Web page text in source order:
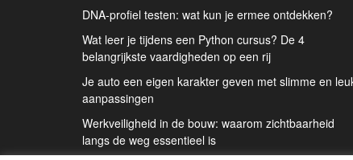
DNA-profiel testen: wat kun je ermee ontdekken?
Wat leer je tijdens een Python cursus? De 4
belangrijkste vaardigheden op een rij
Je auto een eigen karakter geven met slimme en
aanpassingen
Werkveiligheid in de bouw: waarom zichtbaarheid
langs de weg essentieel is